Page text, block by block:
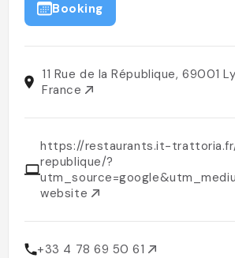
Booking
11 Rue de la République, 69001
France
https://restaurants.it-
republique/?
website
+33 4 78 69 50 61